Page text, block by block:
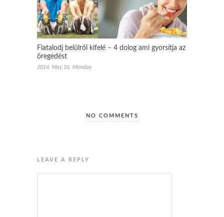
Fiatalodj belülről kifelé – 4 dolog ami gyorsítja az
öregedést
2014. May 26. Monday
NO COMMENTS
LEAVE A REPLY